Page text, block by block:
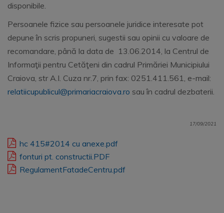
disponibile.
Persoanele fizice sau persoanele juridice interesate pot
depune în scris propuneri, sugestii sau opinii cu valoare de
recomandare, până la data de 13.06.2014, la Centrul de
Informaţii pentru Cetăţeni din cadrul Primăriei Municipiului
Craiova, str A.I. Cuza nr.7, prin fax: 0251.411.561, e-mail:
relatiicupublicul@primariacraiova.ro sau în cadrul dezbaterii.
17/09/2021
hc 415#2014 cu anexe.pdf
fonturi pt. constructii.PDF
RegulamentFatadeCentru.pdf